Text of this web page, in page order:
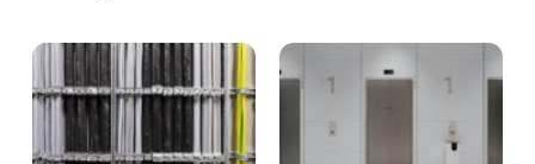
fostret talrige succesfulde virksomheder
både...